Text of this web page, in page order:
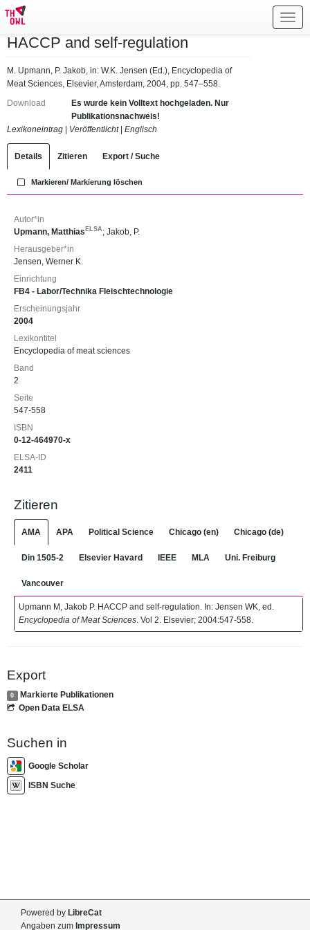
HACCP and self-regulation
M. Upmann, P. Jakob, in: W.K. Jensen (Ed.), Encyclopedia of
Meat Sciences, Elsevier, Amsterdam, 2004, pp. 547–558.
Download
Es wurde kein Volltext hochgeladen. Nur
Publikationsnachweis!
Lexikoneintrag
Veröffentlicht| Englisch
Details Zitieren Export / Suche
Markieren/ Markierung löschen
Autor*in
Upmann, Matthias ELSA ; Jakob, P.
Herausgeber*in
Jensen, Werner K.
Einrichtung
FB4 - Labor/Technika Fleischtechnologie
Erscheinungsjahr
2004
Lexikontitel
Encyclopedia of meat sciences
Band
2
Seite
547-558
ISBN
0-12-464970-x
ELSA-ID
2411
Zitieren
AMA APA Political Science Chicago (en) Chicago (de)
Din 1505-2 Elsevier Havard IEEE MLA Uni. Freiburg
Vancouver
Upmann M, Jakob P. HACCP and self-regulation. In: Jensen WK, ed.
Encyclopedia of Meat Sciences . Vol 2. Elsevier; 2004:547-558.
Export
0
Markierte Publikationen
Open Data ELSA
Suchen in
Google Scholar
ISBN Suche
Powered by LibreCat
Angaben zum Impressum